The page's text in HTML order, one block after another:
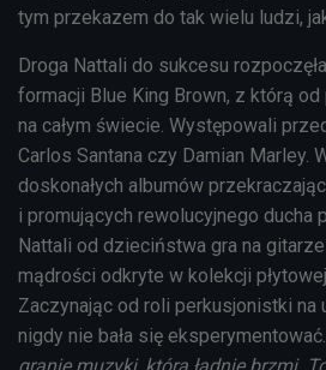
tym przekazem do tak wielu ludzi,
Droga Nattali do sukcesu
formacji Blue King Brown, z którą
na całym świecie. Występowali
Carlos Santana czy Damian Marley.
doskonałych albumów
i promujących rewolucyjnego ducha
Nattali od dzieciństwa gra na
mądrości odkryte w kolekcji
Zaczynając od roli perkusjonistki na
nigdy nie bała się eksperymentować.